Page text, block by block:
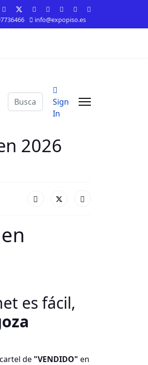
info@expopiso.es
Buscar
Sign
In
2026
es fácil,
de "VENDIDO" en